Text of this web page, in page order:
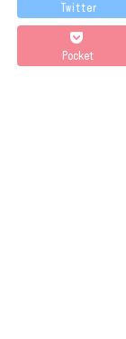
Twitter
Pocket